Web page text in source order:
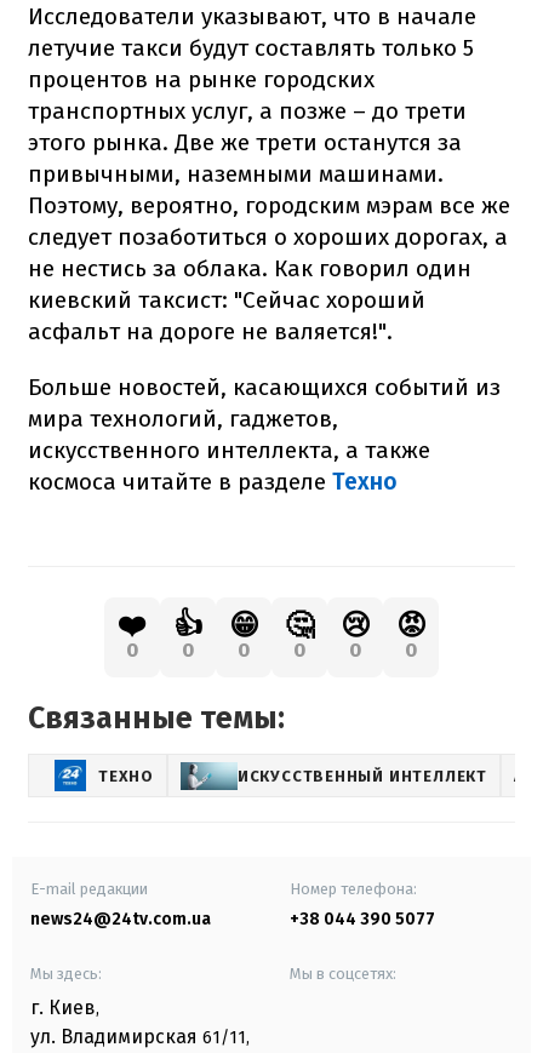
Исследователи указывают, что в начале
летучие такси будут составлять только 5
процентов на рынке городских
транспортных услуг, а позже – до трети
этого рынка. Две же трети останутся за
привычными, наземными машинами.
Поэтому, вероятно, городским мэрам все же
следует позаботиться о хороших дорогах, а
не нестись за облака. Как говорил один
киевский таксист: "Сейчас хороший
асфальт на дороге не валяется!".
Больше новостей, касающихся событий из
мира технологий, гаджетов,
искусственного интеллекта, а также
космоса читайте в разделе Техно
❤️
0
👍
0
😁
0
🤔
0
😢
0
😡
0
Связанные темы:
ТЕХНО ИСКУССТВЕННЫЙ ИНТЕЛЛЕКТ
E-mail редакции
news24@24tv.com.ua
Номер телефона:
+38 044 390 5077
Мы здесь:
г. Киев,
ул. Владимирская 61/11,
Мы в соцсетях: